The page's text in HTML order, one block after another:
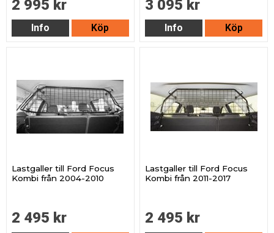
2 995 kr
Info Köp
3 095 kr
Info Köp
Lastgaller till Ford Focus
Kombi från 2004-2010
2 495 kr
Lastgaller till Ford Focus
Kombi från 2011-2017
2 495 kr